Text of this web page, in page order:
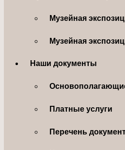
Музейная
Музейная
Наши документы
Платные услуги
Перечень